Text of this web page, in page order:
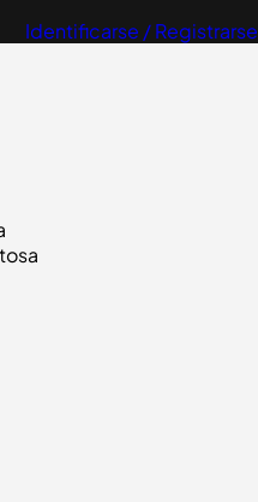
Identificarse / Registrarse